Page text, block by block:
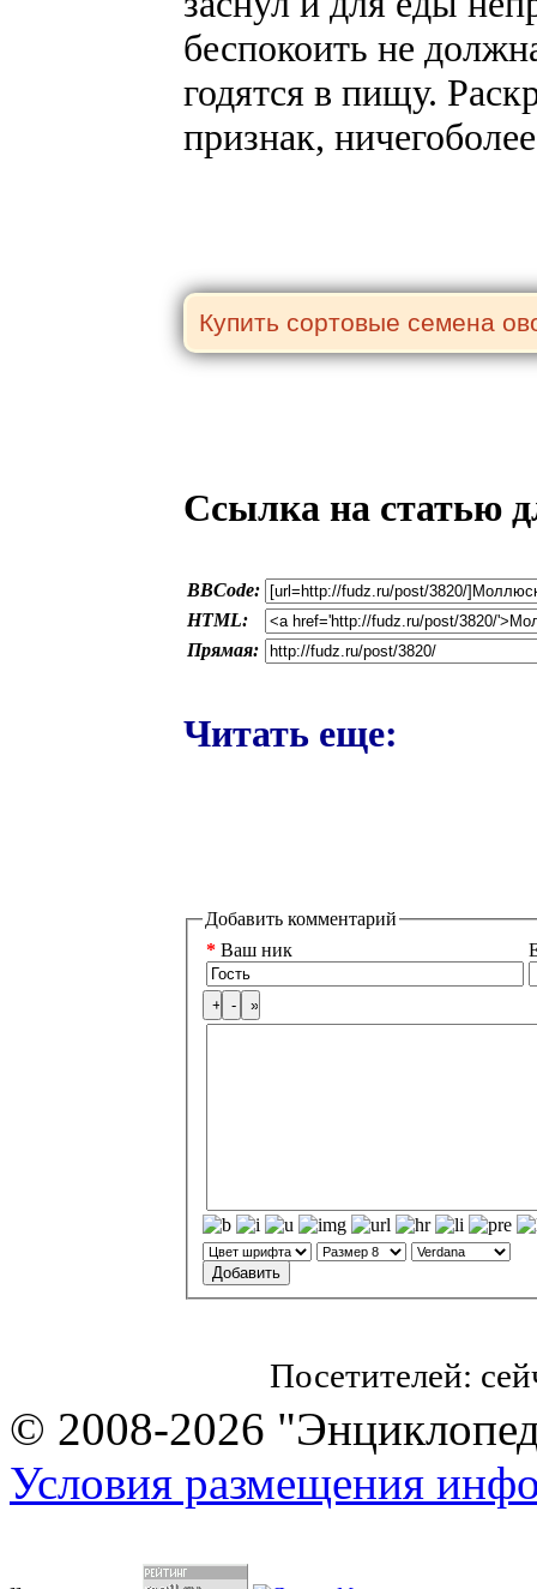
беспокоить не
годятся в пищу.
признак,
Ссылка на статью
BBCode:
HTML:
Прямая:
Читать еще:
Добавить комментарий
* Ваш ник
Посетителей:
© 2008-2026
Условия размещения